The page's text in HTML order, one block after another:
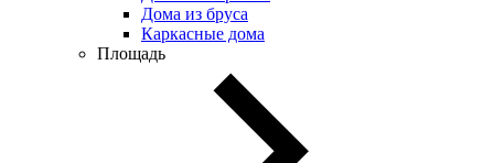
Дома из бруса
Каркасные дома
Площадь